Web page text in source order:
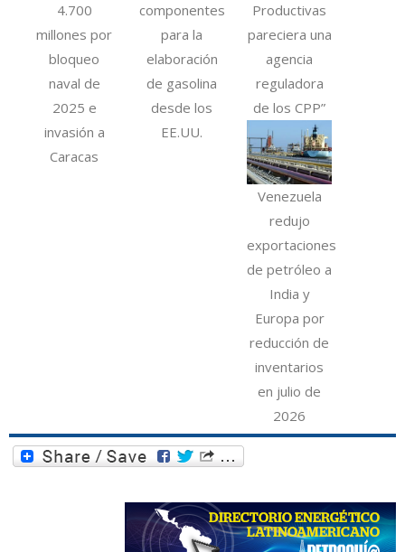
4.700
millones por
bloqueo
naval de
2025 e
invasión a
Caracas
componentes
para la
elaboración
de gasolina
desde los
EE.UU.
Productivas
pareciera una
agencia
reguladora
de los CPP”
Venezuela
redujo
exportaciones
de petróleo a
India y
Europa por
reducción de
inventarios
en julio de
2026